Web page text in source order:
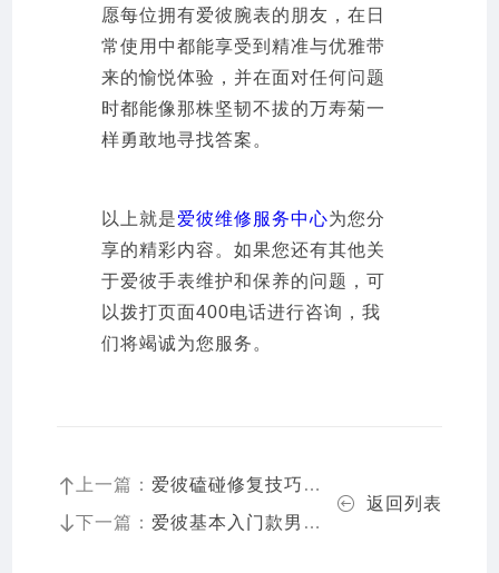
愿每位拥有爱彼腕表的朋友，在日
常使用中都能享受到精准与优雅带
来的愉悦体验，并在面对任何问题
时都能像那株坚韧不拔的万寿菊一
样勇敢地寻找答案。
以上就是爱彼维修服务中心为您分
享的精彩内容。如果您还有其他关
于爱彼手表维护和保养的问题，可
以拨打页面400电话进行咨询，我
们将竭诚为您服务。
上一篇： 爱彼磕碰修复技巧与注意事项（高端手表保养指南）
下一篇： 爱彼基本入门款男士钢表（探索经典与性价比的完美结合）
返回列表